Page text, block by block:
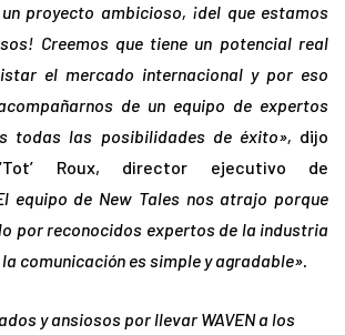
un proyecto ambicioso, ¡del que estamos
Creemos que tiene un potencial real
el mercado internacional y por eso
de un equipo de expertos
todas las posibilidades de éxito», dijo
Roux, director ejecutivo de
equipo de New Tales nos atrajo porque
por reconocidos expertos de la industria
comunicación es simple y agradable».
y ansiosos por llevar WAVEN a los